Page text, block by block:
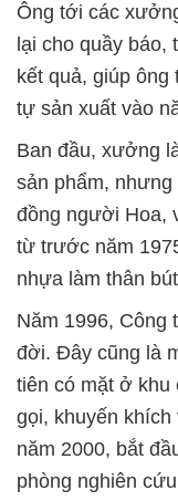
Ông tới các
lại cho quầy
kết quả, giúp
tự sản xuất vào
Ban đầu, xưởng
sản phẩm,
đồng người Hoa,
từ trước năm
nhựa làm thân
Năm 1996, Công
đời. Đây cũng là
tiên có mặt ở khu
gọi, khuyến
năm 2000, bắt
phòng nghiên